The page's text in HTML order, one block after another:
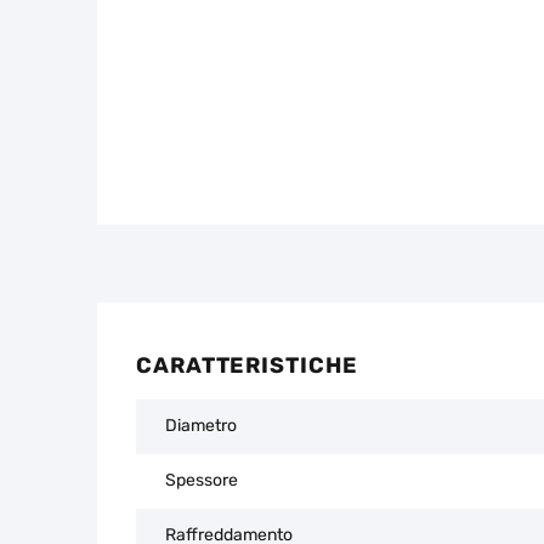
CARATTERISTICHE
Diametro
Spessore
Raffreddamento